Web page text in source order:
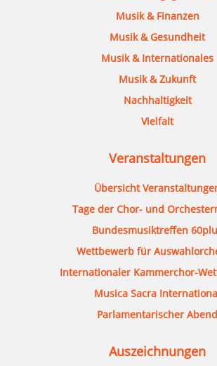
Musik & Finanzen
Musik & Gesundheit
Musik & Internationales
Musik & Zukunft
Nachhaltigkeit
Vielfalt
Veranstaltungen
Übersicht
Tage der Chor- und
Bundesmusiktreffen
Wettbewerb für
Internationaler Kammerchor-
Musica Sacra
Parlamentarischer Abend
Auszeichnungen